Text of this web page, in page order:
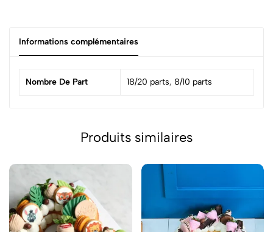
Informations complémentaires
Nombre De Part 18/20 parts, 8/10 parts
Produits similaires